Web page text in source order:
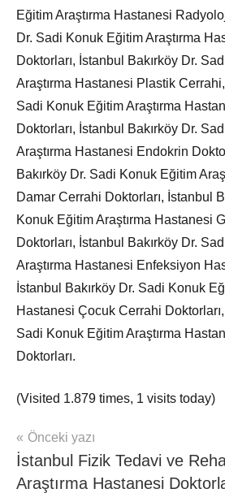
Eğitim Araştırma Hastanesi
Dr. Sadi Konuk Eğitim Araştırma
Doktorları, İstanbul Bakırköy Dr.
Araştırma Hastanesi Plastik
Sadi Konuk Eğitim Araştırma
Doktorları, İstanbul Bakırköy Dr.
Araştırma Hastanesi Endokrin
Bakırköy Dr. Sadi Konuk Eğitim
Damar Cerrahi Doktorları, İstanbul
Konuk Eğitim Araştırma Hastanesi
Doktorları, İstanbul Bakırköy Dr.
Araştırma Hastanesi Enfeksiyon
İstanbul Bakırköy Dr. Sadi Konuk
Hastanesi Çocuk Cerrahi
Sadi Konuk Eğitim Araştırma
Doktorları.
(Visited 1.879 times, 1 visits today)
mhrs
Yazı
gezinmesi
Önceki yazı
İstanbul Fizik Tedavi ve
Araştırma Hastanesi